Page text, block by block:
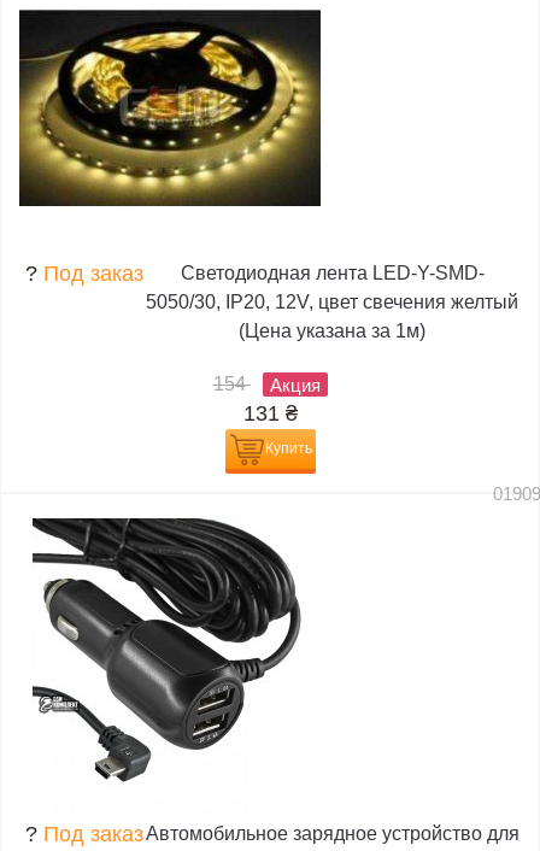
? Под заказ
Светодиодная лента LED-Y-SMD-
5050/30, IP20, 12V, цвет свечения желтый
(Цена указана за 1м)
154 Акция
131 ₴
Купить
? Под заказАвтомобильное зарядное устройство для